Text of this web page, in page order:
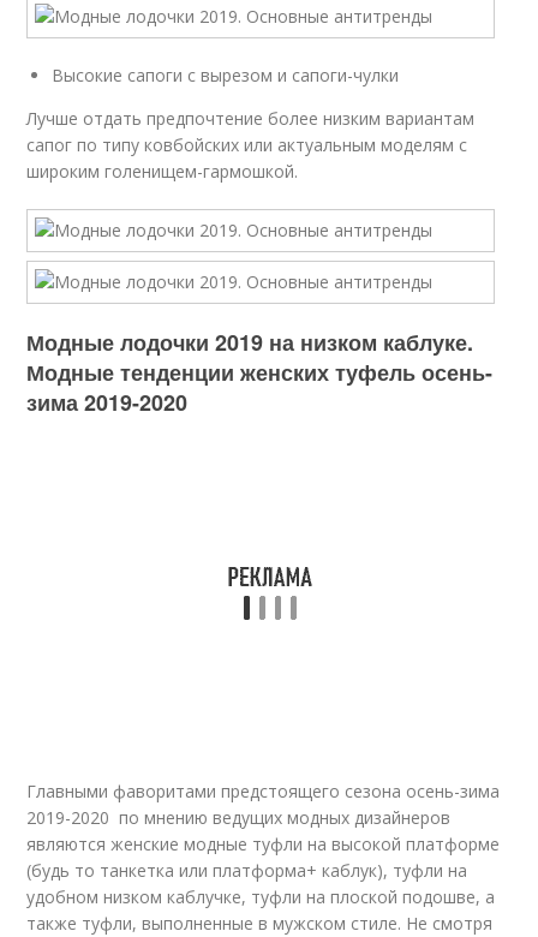
Высокие сапоги с вырезом и сапоги-чулки
Лучше отдать предпочтение более низким вариантам
сапог по типу ковбойских или актуальным моделям с
широким голенищем-гармошкой.
Модные лодочки 2019 на низком каблуке.
Модные тенденции женских туфель осень-
зима 2019-2020
Главными фаворитами предстоящего сезона осень-зима
2019-2020 по мнению ведущих модных дизайнеров
являются женские модные туфли на высокой платформе
(будь то танкетка или платформа+ каблук), туфли на
удобном низком каблучке, туфли на плоской подошве, а
также туфли, выполненные в мужском стиле. Не смотря